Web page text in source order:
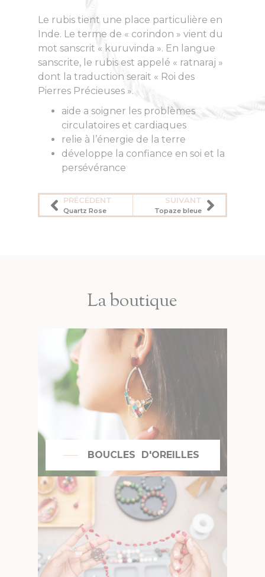
Le rubis tient une place particulière en
Inde. Le terme de « corindon » vient du
mot sanscrit « kuruvinda ». En langue
sanscrite, le rubis est appelé « ratnaraj »
dont la traduction serait « Roi des
Pierres Précieuses ».
aide a soigner les problèmes
circulatoires et cardiaques
relie à l’énergie de la terre
développe la confiance en soi et la
persévérance
PRÉCÉDENT
Quartz Rose
SUIVANT
Topaze bleue
La boutique
BOUCLES D'OREILLES